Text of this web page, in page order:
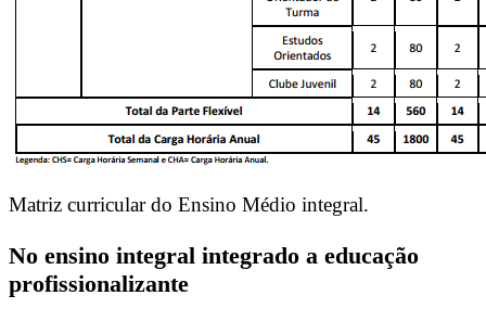
Matriz curricular do Ensino Médio integral.
No ensino integral integrado a educação
profissionalizante